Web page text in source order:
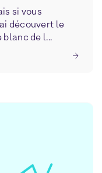
si vous
découvert le
de l...